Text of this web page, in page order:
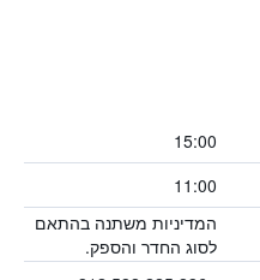
15:00
11:00
המדיניות משתנה בהתאם
לסוג החדר והספק.